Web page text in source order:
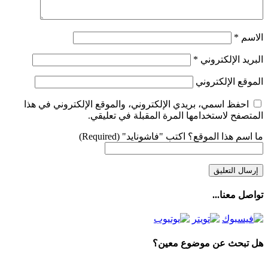
الاسم *
البريد الإلكتروني *
الموقع الإلكتروني
احفظ اسمي، بريدي الإلكتروني، والموقع الإلكتروني في هذا
المتصفح لاستخدامها المرة المقبلة في تعليقي.
ما اسم هذا الموقع؟ اكتب "فاشونايد" (Required)
تواصل معنا...
هل تبحث عن موضوع معين؟